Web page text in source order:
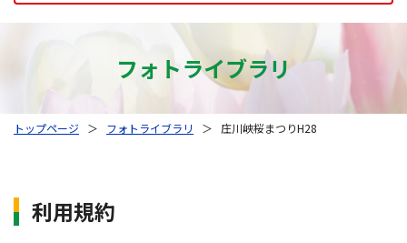
フォトライブラリ
トップページ ＞ フォトライブラリ ＞ 庄川峡桜まつりH28
利用規約